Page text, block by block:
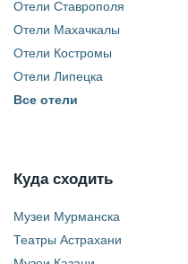
Отели Ставрополя
Отели Махачкалы
Отели Костромы
Отели Липецка
Все отели
Куда сходить
Музеи Мурманска
Театры Астрахани